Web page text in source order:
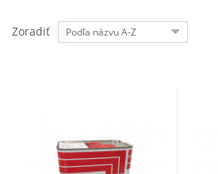
Zoradiť Podľa názvu A-Z